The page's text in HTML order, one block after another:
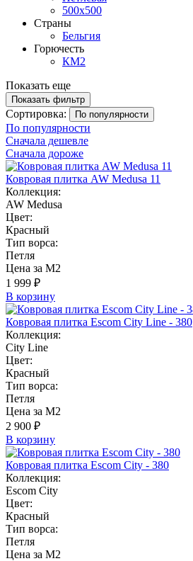
500х500
Страны
Бельгия
Горючесть
КМ2
Показать еще
Показать фильтр
Сортировка: По популярности
По популярности
Сначала дешевле
Сначала дороже
Ковровая плитка AW Medusa 11
Коллекция:
AW Medusa
Цвет:
Красный
Тип ворса:
Петля
Цена за М2
1 999 ₽
В корзину
Ковровая плитка Escom City Line - 380
Коллекция:
City Line
Цвет:
Красный
Тип ворса:
Петля
Цена за М2
2 900 ₽
В корзину
Ковровая плитка Escom City - 380
Коллекция:
Escom City
Цвет:
Красный
Тип ворса:
Петля
Цена за М2